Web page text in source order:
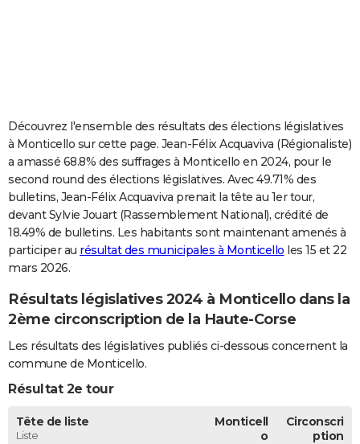
Carte de Noël
Carte Bonne année
Carte Saint-Valentin
Carte Pâques
Carte d'anniversaire
DICTIONNAIRE
Dictionnaire
Biographies
Citations
Expressions
Proverbes
PROGRAMME TV
COPAINS D'AVANT
S'inscrire
Se connecter
Lycées
Collèges
Primaires
Universités
Entreprises
Service militaire
Avis de recherche
AVIS DE DÉCÈS
Découvrez l'ensemble des résultats des élections législatives
à Monticello sur cette page. Jean-Félix Acquaviva (Régionaliste)
a amassé 68.8% des suffrages à Monticello en 2024, pour le
second round des élections législatives. Avec 49.71% des
bulletins, Jean-Félix Acquaviva prenait la tête au 1er tour,
devant Sylvie Jouart (Rassemblement National), crédité de
18.49% de bulletins. Les habitants sont maintenant amenés à
participer au résultat des municipales à Monticello les 15 et 22
mars 2026.
Résultats législatives 2024 à Monticello dans la
2ème circonscription de la Haute-Corse
Les résultats des législatives publiés ci-dessous concernent la
commune de Monticello.
Résultat 2e tour
Tête de liste
Liste
Monticell
o
Circonscri
ption